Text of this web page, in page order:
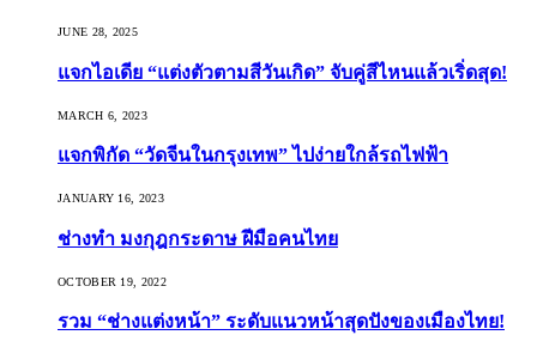
JUNE 28, 2025
แจกไอเดีย “แต่งตัวตามสีวันเกิด” จับคู่สีไหนแล้วเริ่ดสุด!
MARCH 6, 2023
แจกพิกัด “วัดจีนในกรุงเทพ” ไปง่ายใกล้รถไฟฟ้า
JANUARY 16, 2023
ช่างทำ มงกุฎกระดาษ ฝีมือคนไทย
OCTOBER 19, 2022
รวม “ช่างแต่งหน้า” ระดับแนวหน้าสุดปังของเมืองไทย!